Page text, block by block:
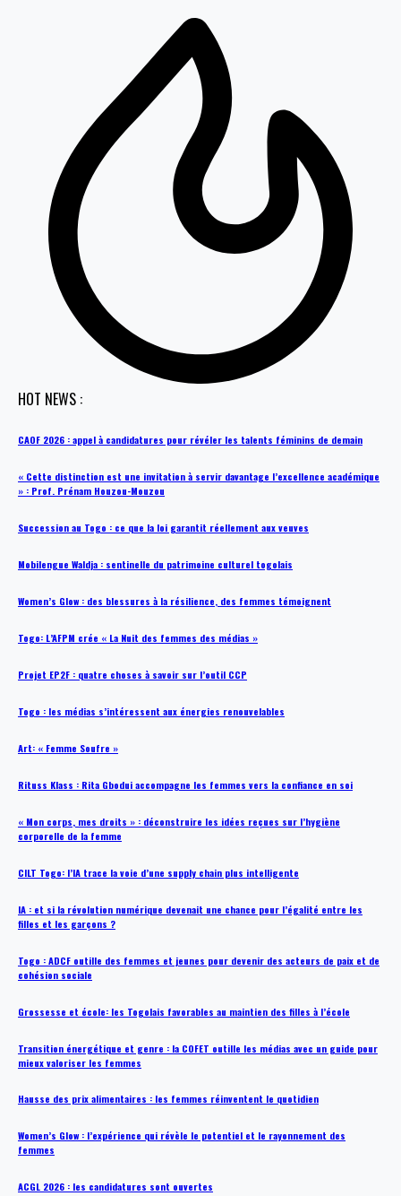
HOT NEWS :
CAOF 2026 : appel à candidatures pour révéler les talents féminins de demain
« Cette distinction est une invitation à servir davantage l’excellence académique
» : Prof. Prénam Houzou-Mouzou
Succession au Togo : ce que la loi garantit réellement aux veuves
Mobilengue Waldja : sentinelle du patrimoine culturel togolais
Women’s Glow : des blessures à la résilience, des femmes témoignent
Togo: L’AFPM crée « La Nuit des femmes des médias »
Projet EP2F : quatre choses à savoir sur l’outil CCP
Togo : les médias s’intéressent aux énergies renouvelables
Art: « Femme Soufre »
Rituss Klass : Rita Gbodui accompagne les femmes vers la confiance en soi
« Mon corps, mes droits » : déconstruire les idées reçues sur l’hygiène
corporelle de la femme
CILT Togo: l’IA trace la voie d’une supply chain plus intelligente
IA : et si la révolution numérique devenait une chance pour l’égalité entre les
filles et les garçons ?
Togo : ADCF outille des femmes et jeunes pour devenir des acteurs de paix et de
cohésion sociale
Grossesse et école: les Togolais favorables au maintien des filles à l’école
Transition énergétique et genre : la COFET outille les médias avec un guide pour
mieux valoriser les femmes
Hausse des prix alimentaires : les femmes réinventent le quotidien
Women’s Glow : l’expérience qui révèle le potentiel et le rayonnement des
femmes
ACGL 2026 : les candidatures sont ouvertes